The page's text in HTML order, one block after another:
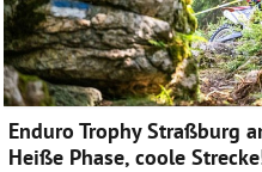
Enduro Trophy Straßburg
Heiße Phase, coole